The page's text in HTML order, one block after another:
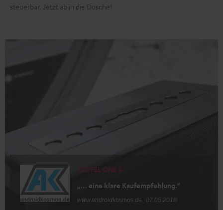
steuerbar. Jetzt ab in die Dusche!
TEUFEL ONE S
„… eine klare Kaufempfehlung.“
www.androidkosmos.de 07.05.2018